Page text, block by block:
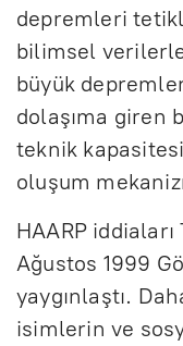
depremleri
bilimsel
büyük
dolaşıma giren
teknik
oluşum
HAARP
Ağustos 1999
yaygınlaştı.
isimlerin ve